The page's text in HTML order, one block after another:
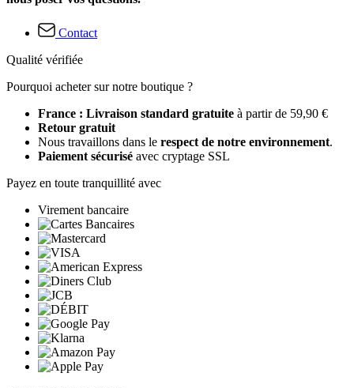
Contact
Qualité vérifiée
Pourquoi acheter sur notre boutique ?
France : Livraison standard gratuite à partir de 59,90 €
Retour gratuit
Nous travaillons dans le respect de notre environnement.
Paiement sécurisé avec cryptage SSL
Payez en toute tranquillité avec
Virement bancaire